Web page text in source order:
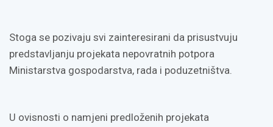
Stoga se pozivaju svi zainteresirani da prisustvuju
predstavljanju projekata nepovratnih potpora
Ministarstva gospodarstva, rada i poduzetništva.
U ovisnosti o namjeni predloženih projekata